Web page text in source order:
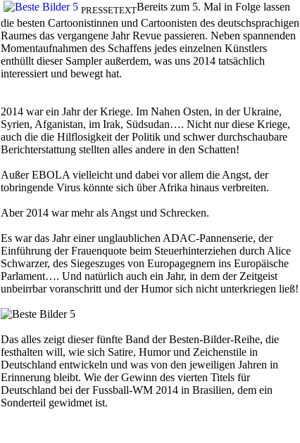
PRESSETEXTBereits zum 5. Mal in Folge lassen
die besten Cartoonistinnen und Cartoonisten des deutschsprachigen
Raumes das vergangene Jahr Revue passieren. Neben spannenden
Momentaufnahmen des Schaffens jedes einzelnen Künstlers
enthüllt dieser Sampler außerdem, was uns 2014 tatsächlich
interessiert und bewegt hat.
2014 war ein Jahr der Kriege. Im Nahen Osten, in der Ukraine,
Syrien, Afganistan, im Irak, Südsudan…. Nicht nur diese Kriege,
auch die die Hilflosigkeit der Politik und schwer durchschaubare
Berichterstattung stellten alles andere in den Schatten!
Außer EBOLA vielleicht und dabei vor allem die Angst, der
tobringende Virus könnte sich über Afrika hinaus verbreiten.
Aber 2014 war mehr als Angst und Schrecken.
Es war das Jahr einer unglaublichen ADAC-Pannenserie, der
Einführung der Frauenquote beim Steuerhinterziehen durch Alice
Schwarzer, des Siegeszuges von Europagegnern ins Europäische
Parlament…. Und natürlich auch ein Jahr, in dem der Zeitgeist
unbeirrbar voranschritt und der Humor sich nicht unterkriegen ließ!
Das alles zeigt dieser fünfte Band der Besten-Bilder-Reihe, die
festhalten will, wie sich Satire, Humor und Zeichenstile in
Deutschland entwickeln und was von den jeweiligen Jahren in
Erinnerung bleibt. Wie der Gewinn des vierten Titels für
Deutschland bei der Fussball-WM 2014 in Brasilien, dem ein
Sonderteil gewidmet ist.